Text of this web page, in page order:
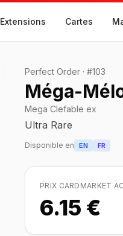
Extensions Cartes
Perfect Order · #103
Méga-
Mega Clefable ex
Ultra Rare
Disponible en EN FR
PRIX CARDMARKET
6.15 €